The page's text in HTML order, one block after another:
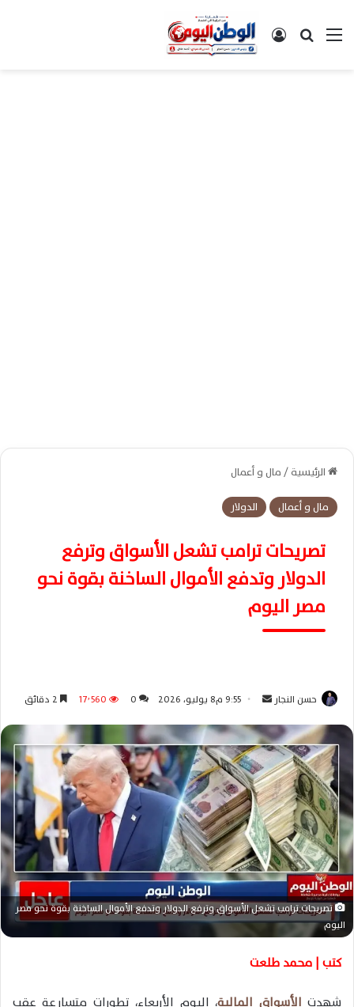
القائمةبحث عن تسجيل الدخول
الرئيسية/مال و أعمال
مال و أعمال
الدولار
تصريحات ترامب تشعل الأسواق وترفع
الدولار وتدفع الأموال الساخنة بقوة نحو
مصر اليوم
حسن النجار
س
ل
ب
ر
ي
د
ا
إ
ل
ك
ت
و
ي
9:55 م8 يوليو، 2026 0 17٬560
تصريحات ترامب تشعل الأسواق وترفع الدولار وتدفع الأموال الساخنة بقوة نحو مصر
اليوم
كتب | محمد طلعت
شهدتالأسواق المالية، اليوم الأربعاء، تطورات متسارعة عقب